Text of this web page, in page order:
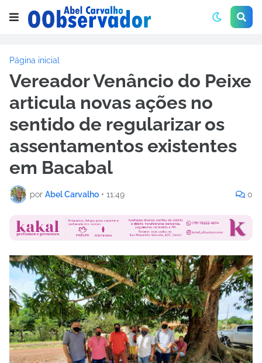
Página inicial
Vereador Venâncio do Peixe
articula novas ações no
sentido de regularizar os
assentamentos existentes
em Bacabal
por Abel Carvalho • 11:49 0